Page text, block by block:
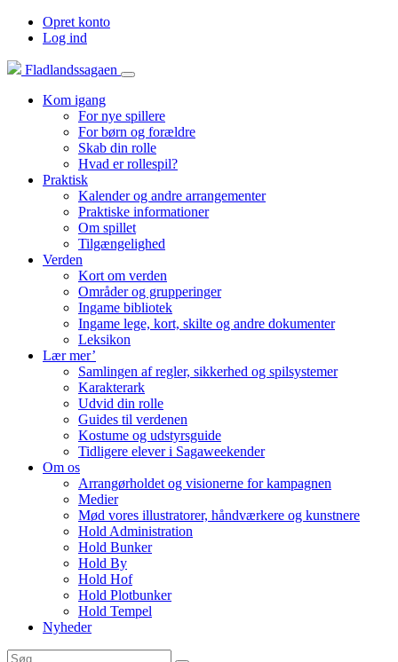
Opret konto
Log ind
Fladlandssagaen
Kom igang
For nye spillere
For børn og forældre
Skab din rolle
Hvad er rollespil?
Praktisk
Kalender og andre arrangementer
Praktiske informationer
Om spillet
Tilgængelighed
Verden
Kort om verden
Områder og grupperinger
Ingame bibliotek
Ingame lege, kort, skilte og andre dokumenter
Leksikon
Lær mer’
Samlingen af regler, sikkerhed og spilsystemer
Karakterark
Udvid din rolle
Guides til verdenen
Kostume og udstyrsguide
Tidligere elever i Sagaweekender
Om os
Arrangørholdet og visionerne for kampagnen
Medier
Mød vores illustratorer, håndværkere og kunstnere
Hold Administration
Hold Bunker
Hold By
Hold Hof
Hold Plotbunker
Hold Tempel
Nyheder